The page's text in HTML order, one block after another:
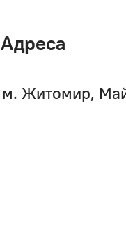
Адреса
м. Житомир,